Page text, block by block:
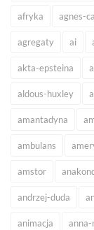
afryka agnes-
agregaty ai
akta-epsteina
aldous-huxley
amantadyna
ambulans
amstor
andrzej-duda
animacja